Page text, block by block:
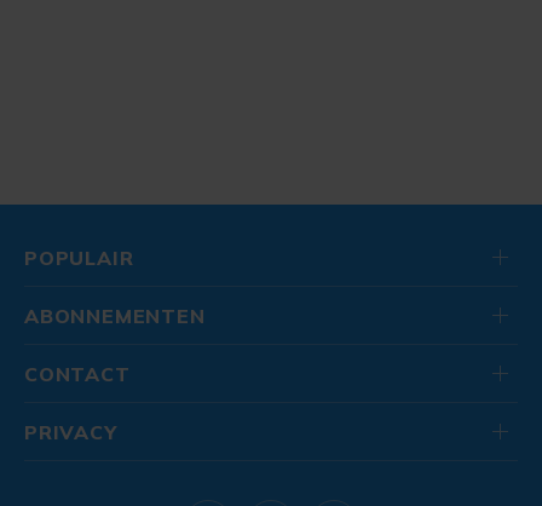
POPULAIR
ABONNEMENTEN
CONTACT
PRIVACY